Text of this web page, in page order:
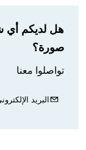
هل لديكم أي
صورة؟
تواصلوا معنا
البريد